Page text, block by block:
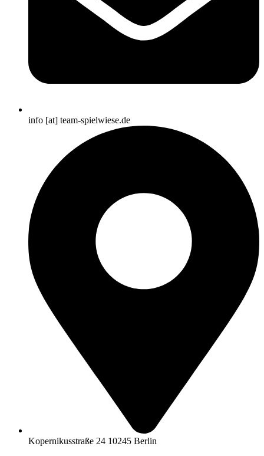
info [at] team-spielwiese.de
Kopernikusstraße 24 10245 Berlin